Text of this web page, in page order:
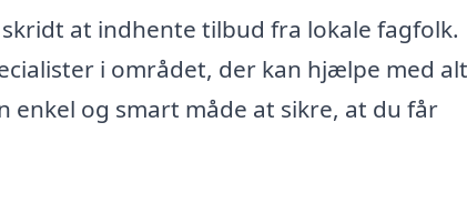
at indhente tilbud fra lokale fagfolk.
i området, der kan hjælpe med alt
og smart måde at sikre, at du får